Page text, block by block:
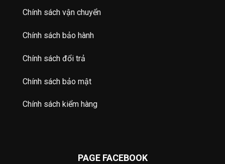
Chính sách vận chuyển
Chính sách bảo hành
Chính sách đổi trả
Chính sách bảo mật
Chính sách kiểm hàng
PAGE FACEBOOK